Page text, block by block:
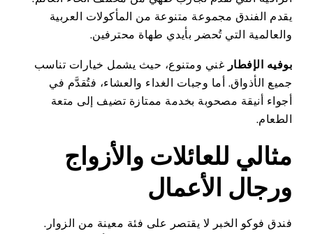
يقدم الفندق مجموعة متنوعة من المأكولات العربية
والعالمية التي تُحضر بأيدي طهاة محترفين.
بوفيه الإفطار غني ومتنوع، حيث يشمل خيارات تناسب
جميع الأذواق. أما وجبات الغداء والعشاء، فتُقدَّم في
أجواء أنيقة مصحوبة بخدمة ممتازة تضيف إلى متعة
الطعام.
مثالي للعائلات والأزواج
ورجال الأعمال
فندق فوكو الخبر لا يقتصر على فئة معينة من الزوار.